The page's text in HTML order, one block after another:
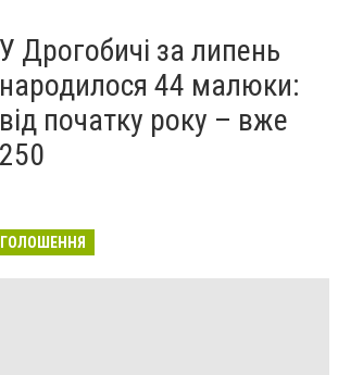
У Дрогобичі за липень
народилося 44 малюки:
від початку року – вже
250